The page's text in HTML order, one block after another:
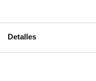
Detalles
un viaje de
.Los clientes,
cómo ha sido toda la
todas las dudas